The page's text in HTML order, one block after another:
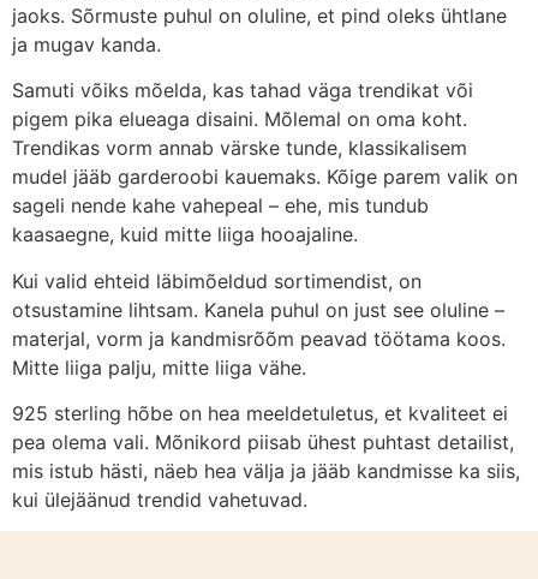
jaoks. Sõrmuste puhul on oluline, et pind oleks ühtlane
ja mugav kanda.
Samuti võiks mõelda, kas tahad väga trendikat või
pigem pika elueaga disaini. Mõlemal on oma koht.
Trendikas vorm annab värske tunde, klassikalisem
mudel jääb garderoobi kauemaks. Kõige parem valik on
sageli nende kahe vahepeal – ehe, mis tundub
kaasaegne, kuid mitte liiga hooajaline.
Kui valid ehteid läbimõeldud sortimendist, on
otsustamine lihtsam. Kanela puhul on just see oluline –
materjal, vorm ja kandmisrõõm peavad töötama koos.
Mitte liiga palju, mitte liiga vähe.
925 sterling hõbe on hea meeldetuletus, et kvaliteet ei
pea olema vali. Mõnikord piisab ühest puhtast detailist,
mis istub hästi, näeb hea välja ja jääb kandmisse ka siis,
kui ülejäänud trendid vahetuvad.